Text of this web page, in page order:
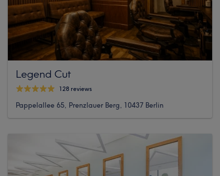
Legend Cut
128 reviews
Pappelallee 65, Prenzlauer Berg, 10437 Berlin